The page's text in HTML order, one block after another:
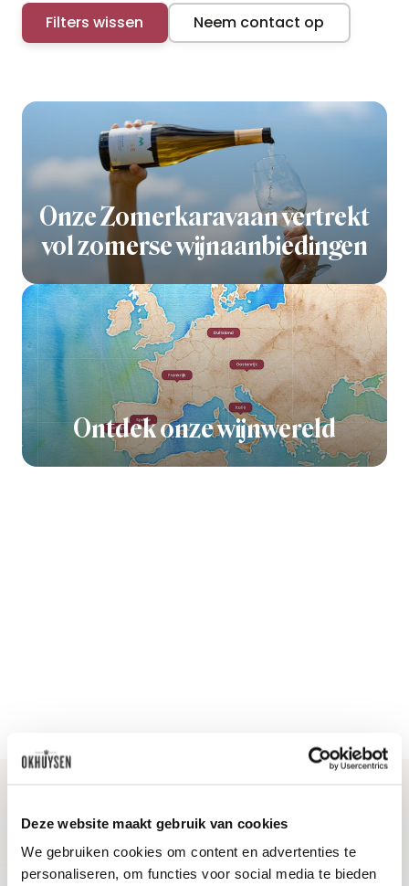
Deze website maakt gebruik van cookies
We gebruiken cookies om content en advertenties te
personaliseren, om functies voor social media te bieden
Filters wissen Neem contact op
Onze Zomerkaravaan vertrekt
vol zomerse wijnaanbiedingen
Ontdek onze wijnwereld
Blijf op de hoogte
Ontvang het laatste wijnnieuws, proeverijen en
evenementen